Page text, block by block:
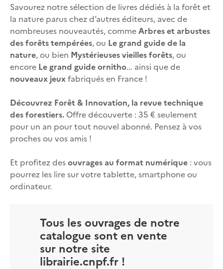
Savourez notre sélection de livres dédiés à la forêt et
la nature parus chez d’autres éditeurs, avec de
nombreuses nouveautés, commeArbres et arbustes
des forêts tempérées, ou Le grand guide de la
nature, ou bien Mystérieuses vieilles forêts, ou
encore Le grand guide ornitho... ainsi que de
nouveaux jeuxfabriqués en France !
Découvrez Forêt & Innovation, la revue technique
des forestiers. Offre découverte : 35 € seulement
pour un an pour tout nouvel abonné. Pensez à vos
proches ou vos amis !
Et profitez desouvrages au format numérique : vous
pourrez les lire sur votre tablette, smartphone ou
ordinateur.
Tous les ouvrages de notre
catalogue sont en vente
sur notre site
librairie.cnpf.fr !